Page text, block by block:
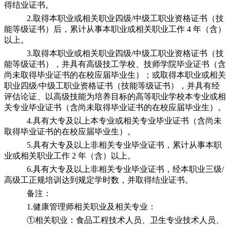
得结业证书。
2.取得本职业或相关职业四级/中级工职业资格证书（技
能等级证书）后，累计从事本职业或相关职业工作 4 年（含）
以上。
3.取得本职业或相关职业四级/中级工职业资格证书（技
能等级证书），并具有高级技工学校、技师学院毕业证书（含
尚未取得毕业证书的在校应届毕业生）；或取得本职业或相关
职业四级/中级工职业资格证书（技能等级证书），并具有经
评估论证、以高级技能为培养目标的高等职业学校本专业或相
关专业毕业证书（含尚未取得毕业证书的在校应届毕业生）。
4.具有大专及以上本专业或相关专业毕业证书（含尚未
取得毕业证书的在校应届毕业生）。
5.具有大专及以上非相关专业毕业证书，累计从事本职
业或相关职业工作 2 年（含）以上。
6.具有大专及以上非相关专业毕业证书，经本职业三级/
高级工正规培训达到规定学时数，并取得结业证书。
备注：
1.健康管理师相关职业及相关专业：
①相关职业：食品工程技术人员、卫生专业技术人员、